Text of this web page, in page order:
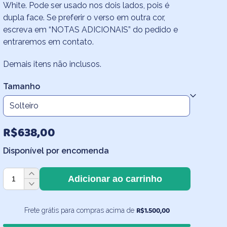
R$496,30
através
White. Pode ser usado nos dois lados, pois é
dupla face. Se preferir o verso em outra cor,
escreva em “NOTAS ADICIONAIS” do pedido e
entraremos em contato.
Demais itens não inclusos.
Tamanho
R$638,00
Disponível por encomenda
Edredom
Poá
Verso
Adicionar ao carrinho
Frete grátis para compras acima de R$1.500,00